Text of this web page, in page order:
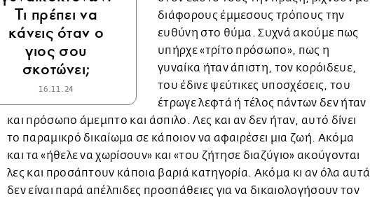
Tι πρέπει να
κάνεις όταν ο
γιος σου
σκοτώνει;
16.11.24
διάφορους έμμεσους τρόπους την
ευθύνη στο θύμα. Συχνά ακούμε πως
υπήρχε «τρίτο πρόσωπο», πως η
γυναίκα ήταν άπιστη, τον κορόιδευε,
του έδινε ψεύτικες υποσχέσεις, του
έτρωγε λεφτά ή τέλος πάντων δεν ήταν
και πρόσωπο άμεμπτο και άσπιλο. Λες και αν δεν ήταν, αυτό δίνει
το παραμικρό δικαίωμα σε κάποιον να αφαιρέσει μια ζωή. Ακόμα
και τα «ήθελε να χωρίσουν» και «του ζήτησε διαζύγιο» ακούγονται
λες και προσάπτουν κάποια βαριά κατηγορία. Ακόμα κι αν όλα αυτά
δεν είναι παρά απέλπιδες προσπάθειες για να δικαιολογήσουν τον